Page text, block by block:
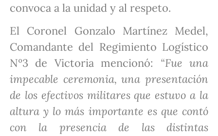
convoca a la unidad y al respeto.
El Coronel Gonzalo Martínez Medel,
Comandante del Regimiento Logístico
Nº3 de Victoria mencionó: “Fue una
impecable ceremonia, una presentación
de los efectivos militares que estuvo a la
altura y lo más importante es que contó
con la presencia de las distintas